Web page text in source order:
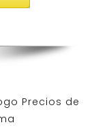
Precios de